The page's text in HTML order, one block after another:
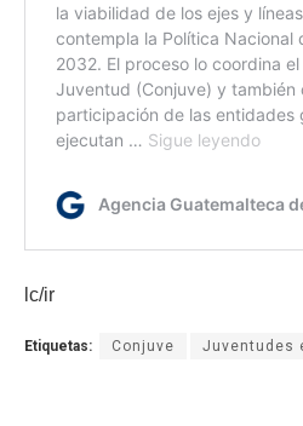
lc/ir
Etiquetas: Conjuve Juventudes